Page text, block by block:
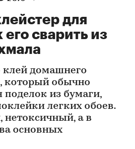
для
его сварить из
клей домашнего
который обычно
поделок из бумаги,
легких обоев.
нетоксичный, а в
основных